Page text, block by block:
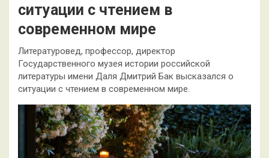
ситуации с чтением в
современном мире
Литературовед, профессор, директор
Государственного музея истории российской
литературы имени Даля Дмитрий Бак высказался о
ситуации с чтением в современном мире.